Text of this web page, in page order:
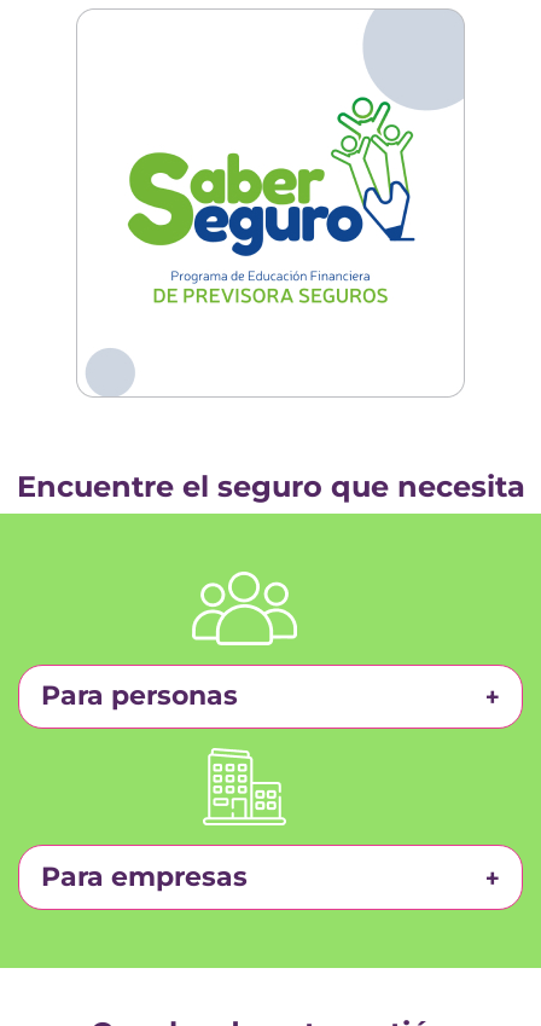
Encuentre el seguro que necesita
Para personas
Para empresas